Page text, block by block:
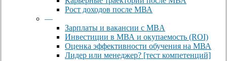
Рост доходов после МВА
—
Зарплаты и вакансии с MBA
Инвестиции в МВА и окупаемость (ROI)
Оценка эффективности обучения на МВА
Лидер или менеджер? [тест компетенций]